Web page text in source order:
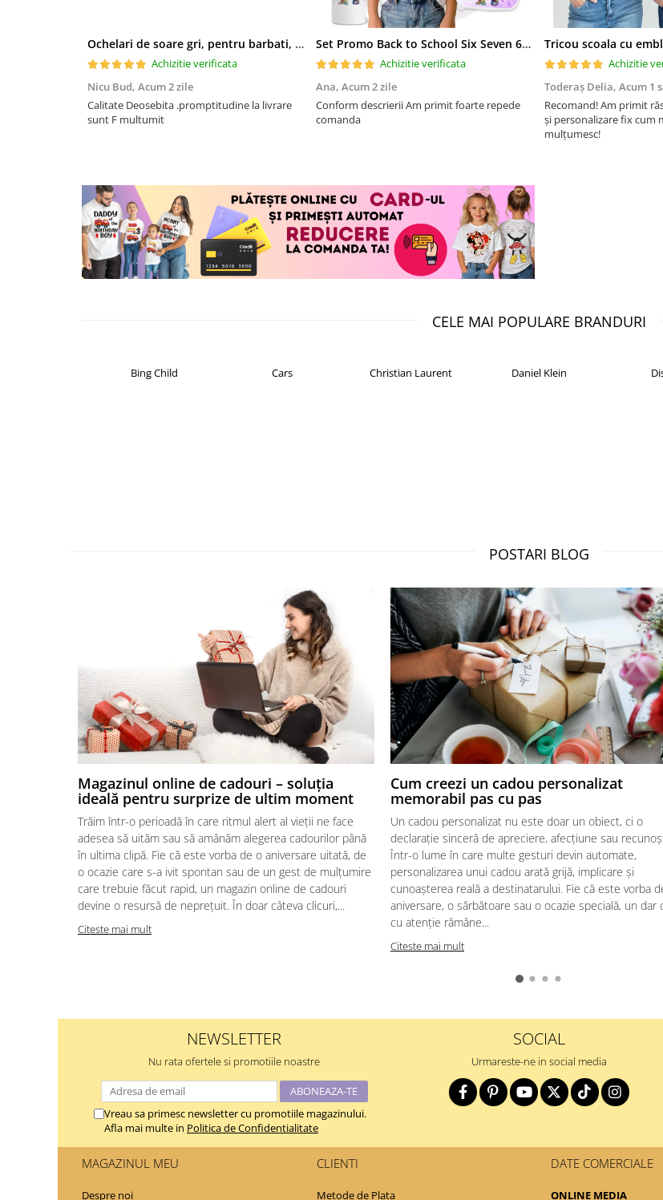
Cadouri GRAVIDE
Cadouri pentru sportivi
Cadouri Pensionare
Cadouri Colegi, sefi sau angajati
Ochelari de soare gri, pentru barbati, Daniel Klein Sunglasses, DK3250-2
Achizitie verificata
Nicu Bud, Acum 2 zile
Calitate Deosebita .promptitudine la livrare
sunt F multumit
Set Promo Back to School Six Seven 67 – Tricou + Cutie + Bidon Personalizat pentru copilul tău
Achizitie verificata
Ana, Acum 2 zile
Conform descrierii Am primit foarte repede
comanda
Achizitie
Toderaș Delia, Acum 1
Recomand! Am primit
și personalizare fix cum
mulțumesc!
CELE MAI POPULARE BRANDURI
Bing Child Cars Christian Laurent Daniel Klein
POSTARI BLOG
Magazinul online de cadouri – soluția
ideală pentru surprize de ultim moment
Trăim într-o perioadă în care ritmul alert al vieții ne face
adesea să uităm sau să amânăm alegerea cadourilor până
în ultima clipă. Fie că este vorba de o aniversare uitată, de
o ocazie care s-a ivit spontan sau de un gest de mulțumire
care trebuie făcut rapid, un magazin online de cadouri
devine o resursă de neprețuit. În doar câteva clicuri,...
Citeste mai mult
Cum creezi un cadou personalizat
memorabil pas cu pas
Un cadou personalizat nu este doar un obiect, ci o
declarație sinceră de apreciere, afecțiune sau
Într-o lume în care multe gesturi devin automate,
personalizarea unui cadou arată grijă, implicare și
cunoașterea reală a destinatarului. Fie că este vorba
aniversare, o sărbătoare sau o ocazie specială, un dar
cu atenție rămâne...
Citeste mai mult
NEWSLETTER
Nu rata ofertele si promotiile noastre
Vreau sa primesc newsletter cu promotiile magazinului.
Afla mai multe in Politica de Confidentialitate
SOCIAL
Urmareste-ne in social media
MAGAZINUL MEU
Despre noi
CLIENTI
Metode de Plata
DATE COMERCIALE
ONLINE MEDIA